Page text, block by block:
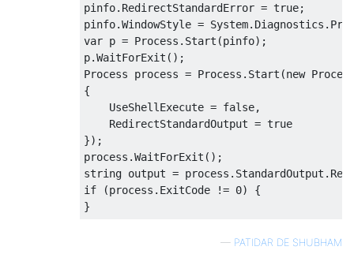
pinfo. RedirectStandardError = true;
pinfo.WindowStyle = System. Diagnostics .
var p = Process . Start (pinfo);
p.WaitForExit ();
Process process = Process . Start (new
{
UseShellExecute = false,
RedirectStandardOutput = true
});
process .WaitForExit ();
string output = process . StandardOutput .
if
(process . ExitCode != 0)
{
}
— PATIDAR DE SHUBHAM